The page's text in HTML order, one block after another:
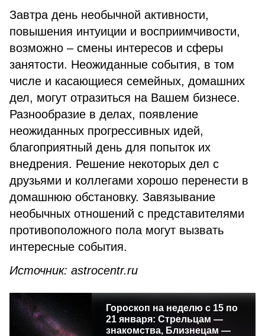
Завтра день необычной активности,
повышения интуиции и восприимчивости,
возможно – смены интересов и сферы
занятости. Неожиданные события, в том
числе и касающиеся семейных, домашних
дел, могут отразиться на Вашем бизнесе.
Разнообразие в делах, появление
неожиданных прогрессивных идей,
благоприятный день для попыток их
внедрения. Решение некоторых дел с
друзьями и коллегами хорошо перенести в
домашнюю обстановку. Завязывание
необычных отношений с представителями
противоположного пола могут вызвать
интересные события.
Источник: astrocentr.ru
Гороскоп на неделю с 15 по
21 января: Стрельцам —
знакомства, Близнецам —